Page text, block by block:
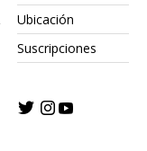
Ubicación
Suscripciones